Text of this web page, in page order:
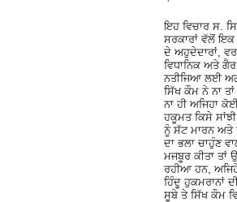
ਇਹ ਵਿਚਾਰ ਸ.
ਸਰਕਾਰਾਂ ਵੱਲੋਂ ਇਕ
ਦੇ ਅਹੁਦੇਦਾਰਾਂ,
ਵਿਧਾਨਿਕ ਅਤੇ
ਨਤੀਜਿਆ ਲਈ
ਸਿੱਖ ਕੌਮ ਨੇ ਨਾ
ਨਾ ਹੀ ਅਜਿਹਾ
ਹਕੂਮਤ ਕਿਸੇ
ਨੂੰ ਸੱਟ ਮਾਰਨ ਅਤੇ
ਦਾ ਭਲਾ ਚਾਹੁੰਣ
ਮਜਬੂਰ ਕੀਤਾ ਤਾਂ
ਰਹੀਆ ਹਨ,
ਹਿੰਦੂ ਹੁਕਮਰਾਨਾਂ
ਸੂਬੇ ਤੇ ਸਿੱਖ ਕੌਮ